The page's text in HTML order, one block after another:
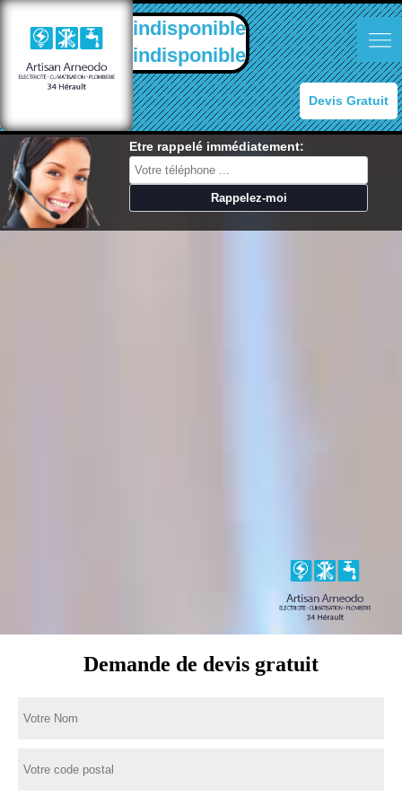
indisponible
indisponible
Devis Gratuit
Etre rappelé immédiatement:
Demande de devis gratuit